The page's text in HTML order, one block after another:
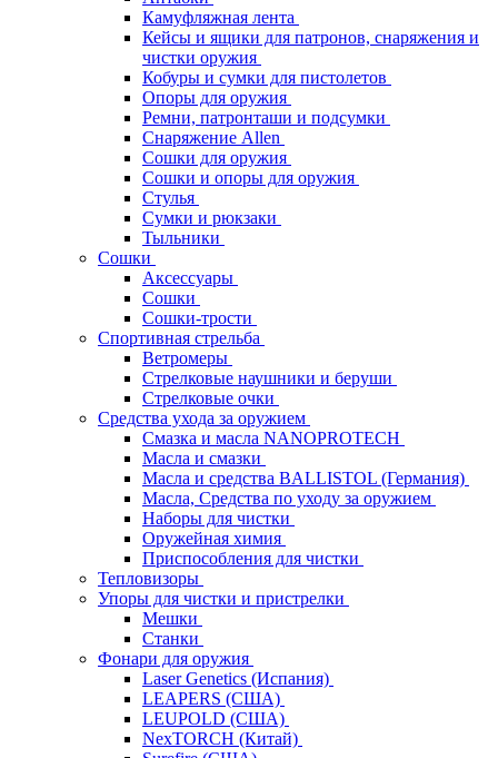
Камуфляжная лента
Кейсы и ящики для патронов, снаряжения и
чистки оружия
Кобуры и сумки для пистолетов
Опоры для оружия
Ремни, патронташи и подсумки
Снаряжение Allen
Сошки для оружия
Сошки и опоры для оружия
Стулья
Сумки и рюкзаки
Тыльники
Сошки
Аксессуары
Сошки
Сошки-трости
Спортивная стрельба
Ветромеры
Стрелковые наушники и беруши
Стрелковые очки
Средства ухода за оружием
Смазка и масла NANOPROTECH
Масла и смазки
Масла и средства BALLISTOL (Германия)
Масла, Средства по уходу за оружием
Наборы для чистки
Оружейная химия
Приспособления для чистки
Тепловизоры
Упоры для чистки и пристрелки
Мешки
Станки
Фонари для оружия
Laser Genetics (Испания)
LEAPERS (США)
LEUPOLD (США)
NexTORCH (Китай)